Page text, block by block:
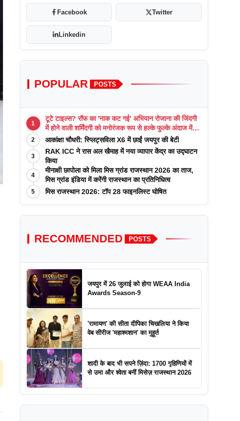
Facebook Twitter
Linkedin
POPULAR POSTS
1
टूटे टाइल्स? रॉफ का 'नाक कट गई' अभियान रोजाना की जिंदगी
में होने वाली शर्मिंदगी को मनोरंजक रूप से हल्के फुल्के अंदाज में
याद कराता है
2 आकांक्षा चौधरी: स्प्लिट्सविला X6 में छाईं जयपुर की बेटी
3
RAK ICC ने रास अल खैमाह में नया व्यापार केंद्र का उद्घाटन
किया
4
मीनाक्षी छापोला को मिला मिस ग्रांड राजस्थान 2026 का ताज,
मिस ग्रांड इंडिया में करेंगी राजस्थान का प्रतिनिधित्व
5 मिस राजस्थान 2026: टॉप 28 फाइनलिस्ट घोषित
RECOMMENDED POSTS
जयपुर में 26 जुलाई को होगा WEAA India
Awards Season-9
'रामायण' की सीता दीपिका चिखलिया ने किया
वेब सीरीज 'महाश्मशान' का मुहूर्त
शादी के बाद भी सपने ज़िंदा: 1700 गृहिणियों में
से उमा और श्वेता बनीं मिसेज़ राजस्थान 2026